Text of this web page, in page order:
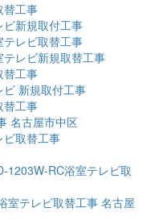
替工事
新規取付工事
レビ取替工事
レビ新規取替工事
替工事
新規取付工事
替工事
名古屋市中区
ビ取替工事
1203W-RC浴室テレビ取
室テレビ取替工事 名古屋